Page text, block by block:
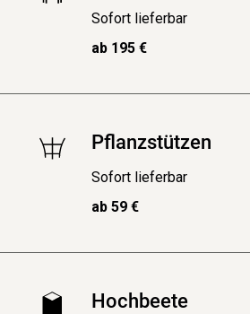
Sofort lieferbar
ab 195 €
Pflanzstützen
Sofort lieferbar
ab 59 €
Hochbeete